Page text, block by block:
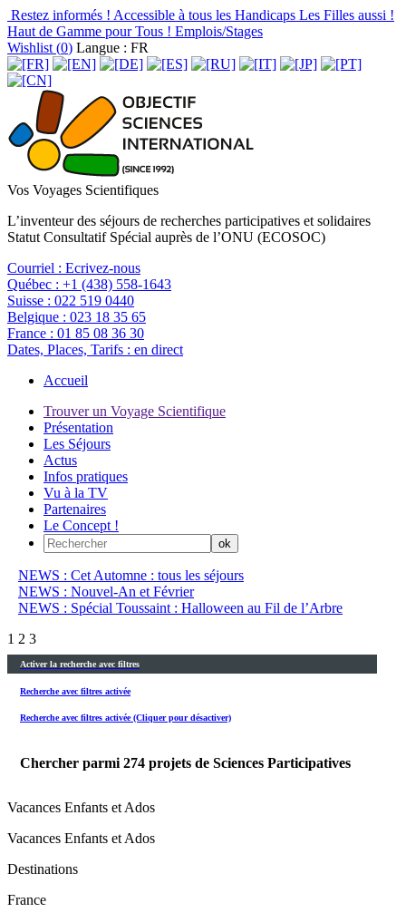
Restez informés ! Accessible à tous les Handicaps Les Filles aussi !
Haut de Gamme pour Tous ! Emplois/Stages
Wishlist (0) Langue : FR
Vos Voyages Scientifiques
L’inventeur des séjours de recherches participatives et solidaires
Statut Consultatif Spécial auprès de l’ONU (ECOSOC)
Courriel : Ecrivez-nous
Québec : +1 (438) 558-1643
Suisse : 022 519 0440
Belgique : 023 18 35 65
France : 01 85 08 36 30
Dates, Places, Tarifs : en direct
Accueil
Trouver un Voyage Scientifique
Présentation
Les Séjours
Actus
Infos pratiques
Vu à la TV
Partenaires
Le Concept !
NEWS : Cet Automne : tous les séjours
NEWS : Nouvel-An et Février
NEWS : Spécial Toussaint : Halloween au Fil de l’Arbre
1 2 3
Activer la recherche avec filtres
Recherche avec filtres activée
Recherche avec filtres activée (Cliquer pour désactiver)
Chercher parmi 274 projets de Sciences Participatives
Vacances Enfants et Ados
Vacances Enfants et Ados
Destinations
France